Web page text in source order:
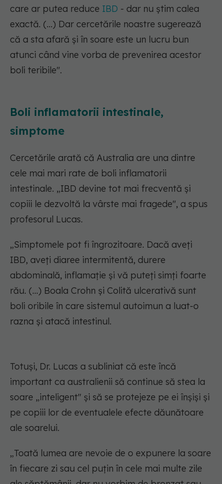
care ar putea reduce IBD - dar nu știm calea
exactă. (...) Dar cercetările noastre sugerează
că a sta afară și în soare este un lucru bun
atunci când vine vorba de prevenirea acestor
boli teribile".
Boli inflamatorii intestinale,
simptome
Cercetările arată că Australia are una dintre
cele mai mari rate de boli inflamatorii
intestinale. „IBD devine tot mai frecventă și
copiii le dezvoltă la vârste mai fragede", a spus
profesorul Lucas.
„Simptomele pot fi îngrozitoare. Dacă aveți
IBD, aveți diaree intermitentă, durere
abdominală, inflamație și vă puteți simți foarte
rău. (...) Boala Crohn și Colită ulcerativă sunt
boli oribile în care sistemul autoimun a luat-o
razna și atacă intestinul.
Totuși, Dr. Lucas a subliniat că este încă
important ca australienii să continue să stea la
soare „inteligent" și să se protejeze pe ei înșiși și
pe copiii lor de eventualele efecte dăunătoare
ale soarelui.
„Toată lumea are nevoie de o expunere la soare
în fiecare zi sau cel puțin în cele mai multe zile